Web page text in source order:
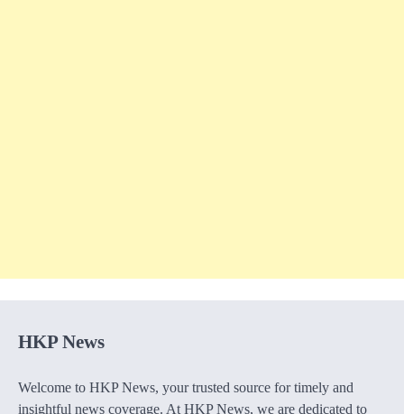
HKP News
Welcome to HKP News, your trusted source for timely and
insightful news coverage. At HKP News, we are dedicated to